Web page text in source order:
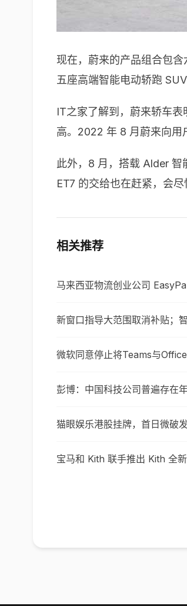
现在，蔚来的产品组合包含
五座高端智能电动轿跑
IT之家了解到，蔚来轿车
高。2022 年 8 月蔚来向用
此外，8 月，搭载 Alder 智
ET7 的交给也在赶紧，会
相关推荐
马来西亚物流创业公司
新窗口指导大范围取消补贴；
微软同意停止将Teams与
彭博：中国科技公司普遍存在
猫眼娱乐港股挂牌，首日微破发
宝马和 Kith 联手推出 Kith 全